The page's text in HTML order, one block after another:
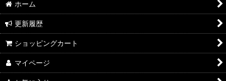
ホーム
更新履歴
ショッピングカート
マイページ